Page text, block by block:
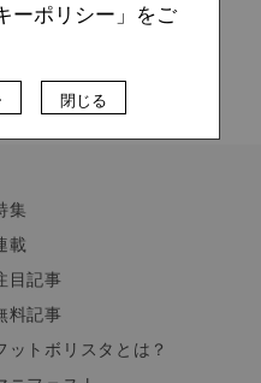
集
載
目記事
料記事
ットボリスタとは？
ーポリシー」をご
閉じる